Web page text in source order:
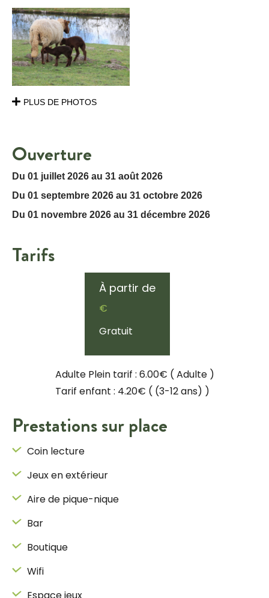
PLUS DE PHOTOS
Ouverture
Du 01 juillet 2026 au 31 août 2026
Du 01 septembre 2026 au 31 octobre 2026
Du 01 novembre 2026 au 31 décembre 2026
Tarifs
À partir de
€
Gratuit
Adulte Plein tarif : 6.00€ ( Adulte )
Tarif enfant : 4.20€ ( (3-12 ans) )
Prestations sur place
Coin lecture
Jeux en extérieur
Aire de pique-nique
Bar
Boutique
Wifi